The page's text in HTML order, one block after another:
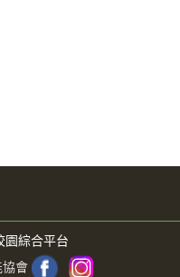
園綜合平台
會